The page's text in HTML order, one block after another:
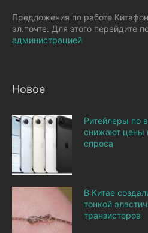
Предложения по работе
эл.почте. Для этого перейдите
администрацией
Новое
Ритейлеры по
снижают цены
спроса
В Китае
тонкой
транзисторов